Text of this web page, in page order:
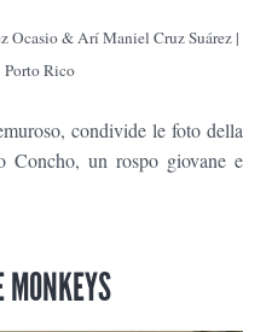
& Arí Maniel Cruz Suárez |
Porto Rico
condivide le foto della
un rospo giovane e
MONKEYS